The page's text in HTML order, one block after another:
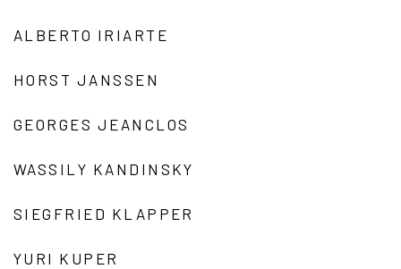
ALBERTO IRIARTE
HORST JANSSEN
GEORGES JEANCLOS
WASSILY KANDINSKY
SIEGFRIED KLAPPER
YURI KUPER